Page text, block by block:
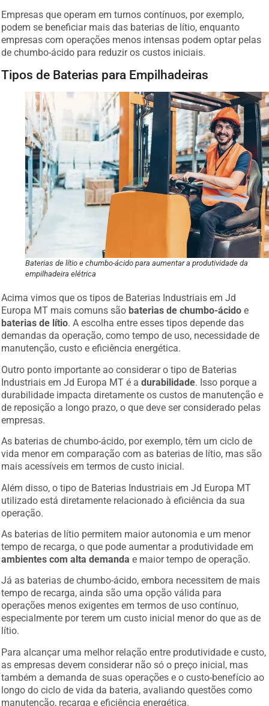
Empresas que operam em turnos contínuos, por exemplo,
podem se beneficiar mais das baterias de lítio, enquanto
empresas com operações menos intensas podem optar pelas
de chumbo-ácido para reduzir os custos iniciais.
Tipos de Baterias para Empilhadeiras
Baterias de lítio e chumbo-ácido para aumentar a produtividade da
empilhadeira elétrica
Acima vimos que os tipos de Baterias Industriais em Jd
Europa MT mais comuns são baterias de chumbo-ácido e
baterias de lítio . A escolha entre esses tipos depende das
demandas da operação, como tempo de uso, necessidade de
manutenção, custo e eficiência energética.
Outro ponto importante ao considerar o tipo de Baterias
Industriais em Jd Europa MT é adurabilidade . Isso porque a
durabilidade impacta diretamente os custos de manutenção e
de reposição a longo prazo, o que deve ser considerado pelas
empresas.
As baterias de chumbo-ácido, por exemplo, têm um ciclo de
vida menor em comparação com as baterias de lítio, mas são
mais acessíveis em termos de custo inicial.
Além disso, o tipo de Baterias Industriais em Jd Europa MT
utilizado está diretamente relacionado à eficiência da sua
operação.
As baterias de lítio permitem maior autonomia e um menor
tempo de recarga, o que pode aumentar a produtividade em
ambientes com alta demanda e maior tempo de operação.
Já as baterias de chumbo-ácido, embora necessitem de mais
tempo de recarga, ainda são uma opção válida para
operações menos exigentes em termos de uso contínuo,
especialmente por terem um custo inicial menor do que as de
lítio.
Para alcançar uma melhor relação entre produtividade e custo,
as empresas devem considerar não só o preço inicial, mas
também a demanda de suas operações e o custo-benefício ao
longo do ciclo de vida da bateria, avaliando questões como
manutenção, recarga e eficiência energética.